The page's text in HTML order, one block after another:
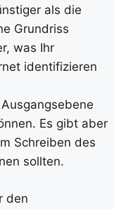
als die
Grundriss
was Ihr
identifizieren
Es gibt aber
Schreiben des
sollten.
den